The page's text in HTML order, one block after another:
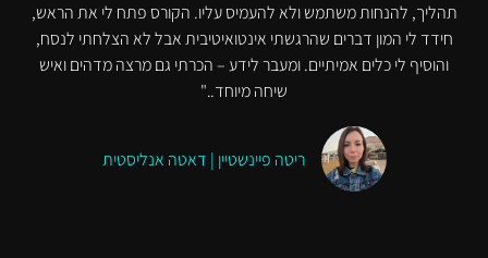
תהליך, להנחות משתמש ולא להעמיס עליו. הקורס פתח לי את הראש,
חידד לי המון דברים שהרגשתי אינטואיטיבית אבל לא הצלחתי לנסח,
והוסיף לי כלים אמיתיים. ומעבר לידע – הכרתי גם מרצה מדהים ואיש
שיחה מיוחד.."
ריטה פיינשטיין | דאטה אנליסטית